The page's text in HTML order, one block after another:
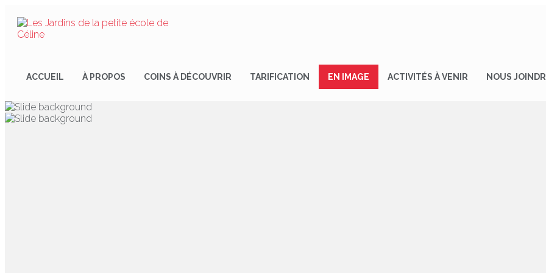
ACCUEIL À PROPOS COINS À DÉCOUVRIR TARIFICATION EN IMAGE ACTIVITÉS À VENIR NOUS